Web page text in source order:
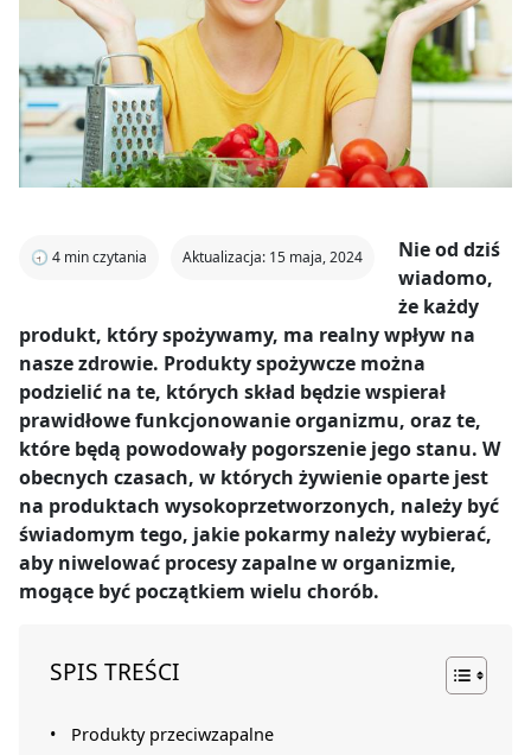
🕣 4 min czytania Aktualizacja: 15 maja, 2024
Nie od dziś
wiadomo,
że każdy
produkt, który spożywamy, ma realny wpływ na
nasze zdrowie. Produkty spożywcze można
podzielić na te, których skład będzie wspierał
prawidłowe funkcjonowanie organizmu, oraz te,
które będą powodowały pogorszenie jego stanu. W
obecnych czasach, w których żywienie oparte jest
na produktach wysokoprzetworzonych, należy być
świadomym tego, jakie pokarmy należy wybierać,
aby niwelować procesy zapalne w organizmie,
mogące być początkiem wielu chorób.
SPIS TREŚCI
Produkty przeciwzapalne